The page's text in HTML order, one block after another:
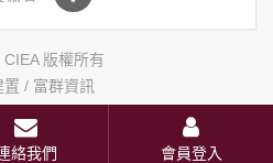
版權所有
置 / 富群資訊
絡我們 會員登入